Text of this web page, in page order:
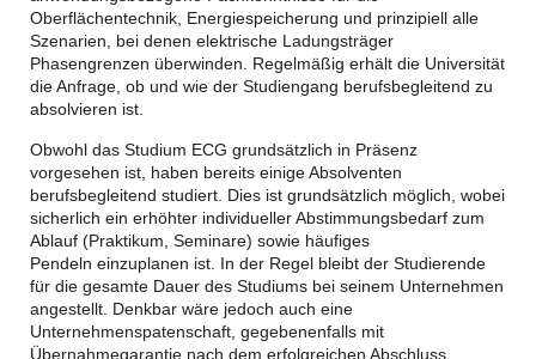
Oberflächentechnik, Energiespeicherung und prinzipiell alle
Szenarien, bei denen elektrische Ladungsträger
Phasengrenzen überwinden. Regelmäßig erhält die Universität
die Anfrage, ob und wie der Studiengang berufsbegleitend zu
absolvieren ist.
Obwohl das Studium ECG grundsätzlich in Präsenz
vorgesehen ist, haben bereits einige Absolventen
berufsbegleitend studiert. Dies ist grundsätzlich möglich, wobei
sicherlich ein erhöhter individueller Abstimmungsbedarf zum
Ablauf (Praktikum, Seminare) sowie häufiges
Pendeln einzuplanen ist. In der Regel bleibt der Studierende
für die gesamte Dauer des Studiums bei seinem Unternehmen
angestellt. Denkbar wäre jedoch auch eine
Unternehmenspatenschaft, gegebenenfalls mit
Übernahmegarantie nach dem erfolgreichen Abschluss.